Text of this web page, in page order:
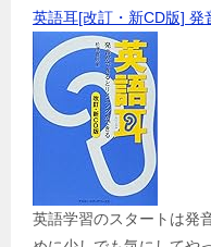
英語耳[改訂・新CD版] 発
英語学習のスタートは発